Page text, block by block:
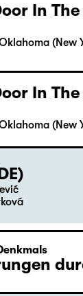
In
(New
In
(New